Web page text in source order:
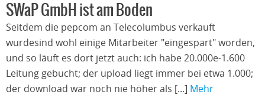
SWaP GmbH ist am Boden
Seitdem die pepcom an Telecolumbus verkauft
wurdesind wohl einige Mitarbeiter "eingespart" worden,
und so läuft es dort jetzt auch: ich habe 20.000e-1.600
Leitung gebucht; der upload liegt immer bei etwa 1.000;
der download war noch nie höher als [...] Mehr